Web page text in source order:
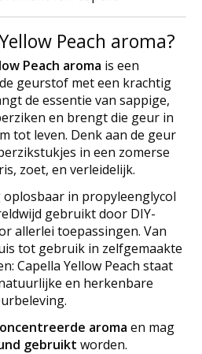
Peach aroma?
Peach aroma is een
geurstof met een krachtig
de essentie van sappige,
en brengt die geur in
tot leven. Denk aan de geur
in een zomerse
zoet, en verleidelijk.
oplosbaar in propyleenglycol
gebruikt door DIY-
allerlei toepassingen. Van
tot gebruik in zelfgemaakte
Capella Yellow Peach staat
en herkenbare
aroma en mag
gebruikt worden.